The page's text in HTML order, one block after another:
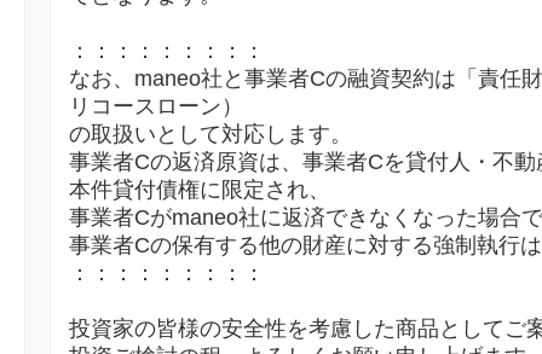
：：：：：：：：：
なお、maneo社と事業者Cの融資契約は「責任
リコースローン）
の取扱いとして対応します。
事業者Cの返済原資は、事業者Cを貸付人・不
本件貸付債権に限定され、
事業者Cがmaneo社に返済できなくなった場合
事業者Cの保有する他の財産に対する強制執行
：：：：：：：：：
投資家の皆様の安全性を考慮した商品としてご